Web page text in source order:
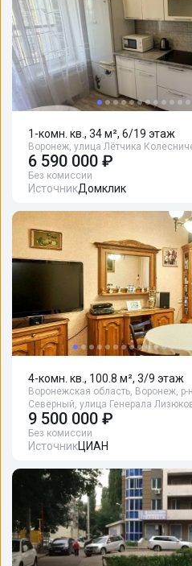
1-комн. кв., 34 м², 6/19 этаж
Воронеж, улица Лётчика
6 590 000 ₽
Без комиссии
ИсточникДомклик
4-комн. кв., 100.8 м², 3/9 этаж
Воронежская область, Воронеж,
Северный, улица Генерала
9 500 000 ₽
Без комиссии
ИсточникЦИАН